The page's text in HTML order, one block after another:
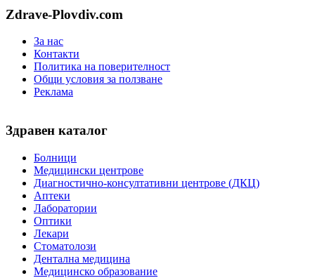
Zdrave-Plovdiv.com
За нас
Контакти
Политика на поверителност
Общи условия за ползване
Реклама
Здравен каталог
Болници
Медицински центрове
Диагностично-консултативни центрове (ДКЦ)
Аптеки
Лаборатории
Оптики
Лекари
Стоматолози
Дентална медицина
Медицинско образование